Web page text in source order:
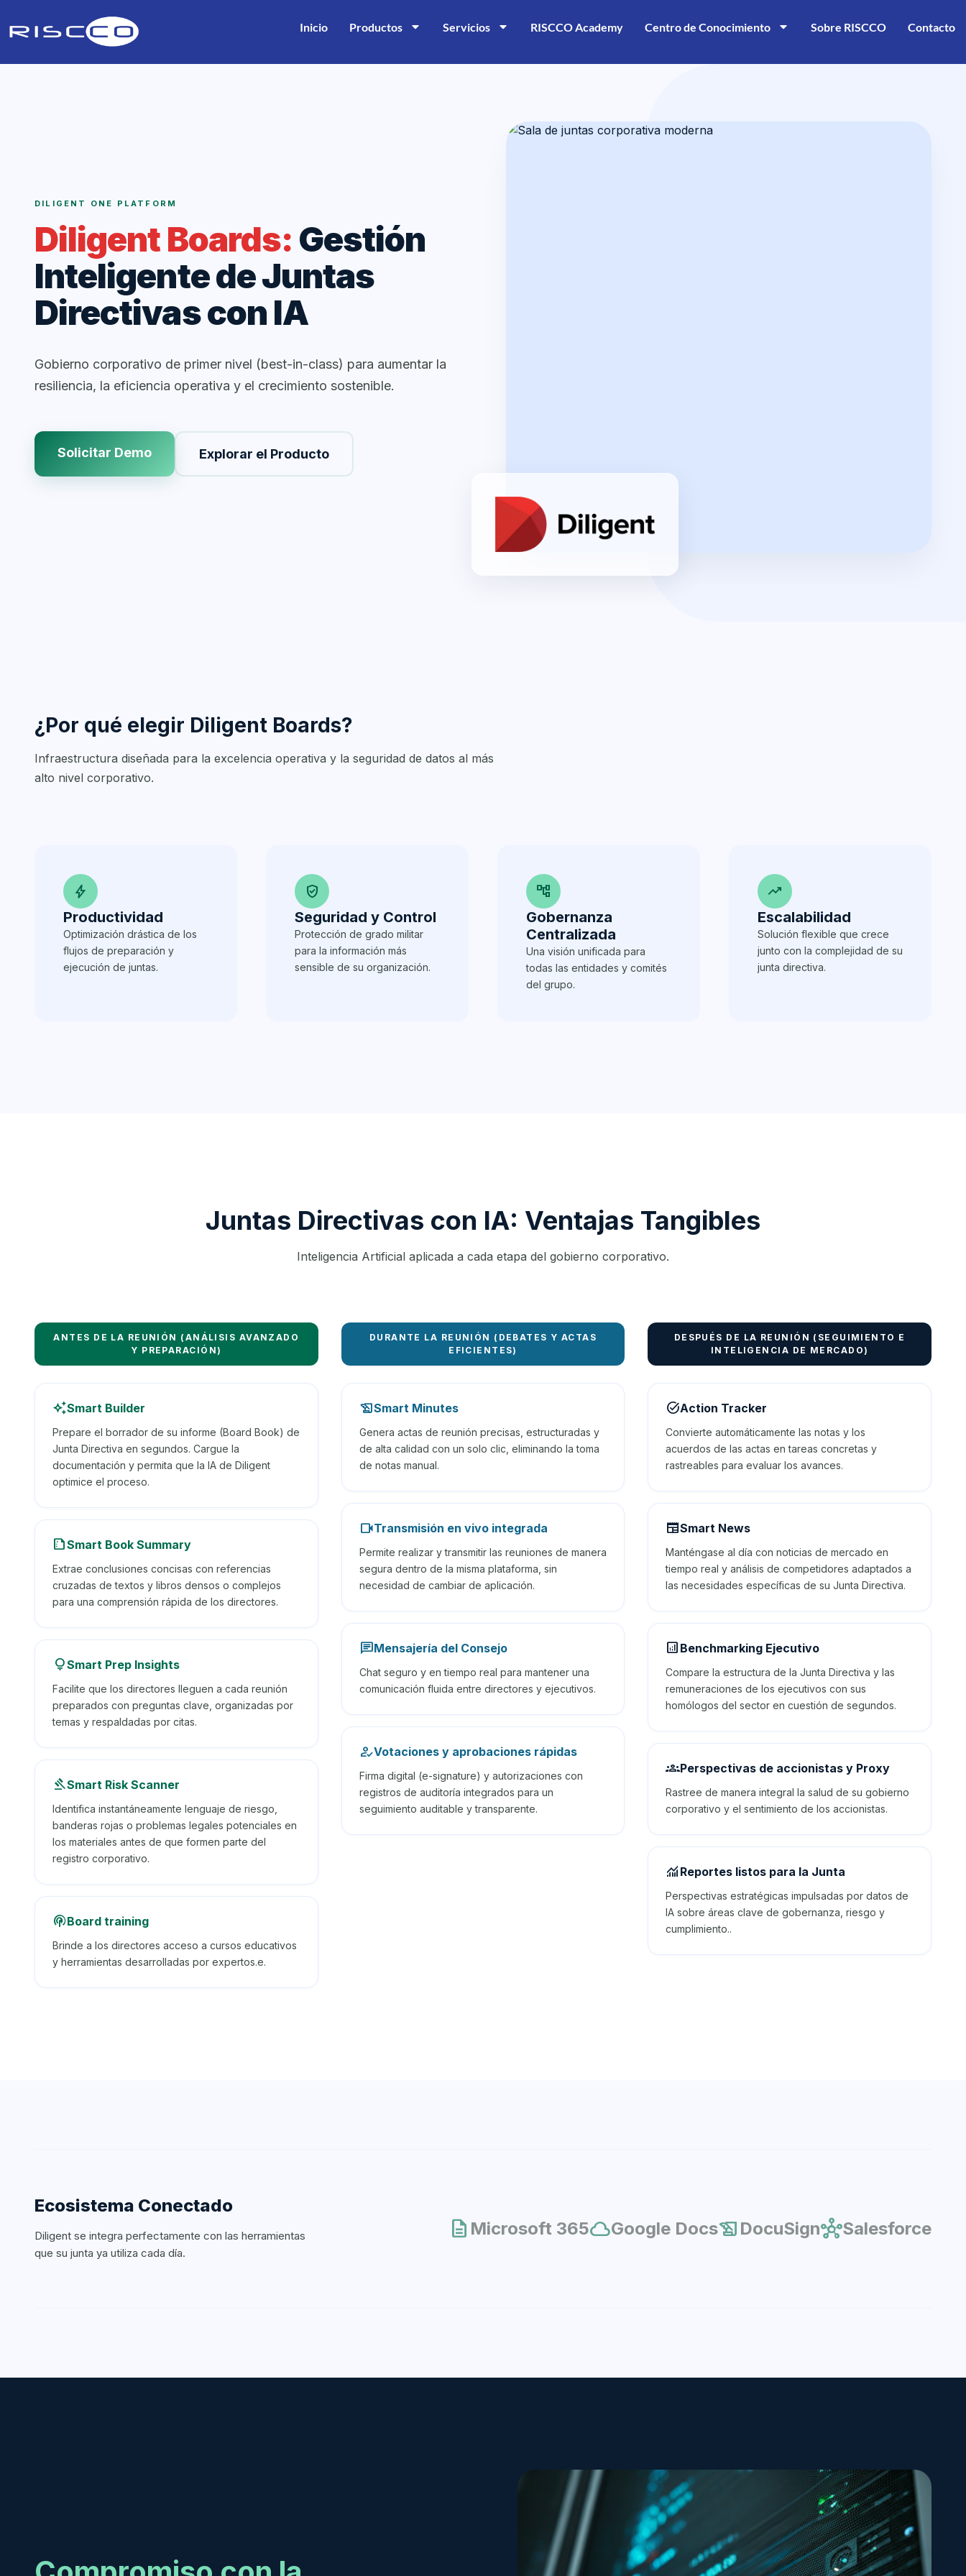
Inicio Productos Servicios RISCCO Academy Centro de Conocimiento Sobre RISCCO Contacto
DILIGENT ONE PLATFORM
Diligent Boards: Gestión
Inteligente de Juntas
Directivas con IA
Gobierno corporativo de primer nivel (best-in-class) para aumentar la
resiliencia, la eficiencia operativa y el crecimiento sostenible.
Solicitar Demo Explorar el Producto
¿Por qué elegir Diligent Boards?
Infraestructura diseñada para la excelencia operativa y la seguridad de datos al más
alto nivel corporativo.
bolt
Productividad
Optimización drástica de los
flujos de preparación y
ejecución de juntas.
verified_user
Seguridad y Control
Protección de grado militar
para la información más
sensible de su organización.
account_tree
Gobernanza
Centralizada
Una visión unificada para
todas las entidades y comités
del grupo.
trending_up
Escalabilidad
Solución flexible que crece
junto con la complejidad de su
junta directiva.
Juntas Directivas con IA: Ventajas Tangibles
Inteligencia Artificial aplicada a cada etapa del gobierno corporativo.
ANTES DE LA REUNIÓN (ANÁLISIS AVANZADO
Y PREPARACIÓN)
auto_awesomeSmart Builder
Prepare el borrador de su informe (Board Book) de
Junta Directiva en segundos. Cargue la
documentación y permita que la IA de Diligent
optimice el proceso.
summarizeSmart Book Summary
Extrae conclusiones concisas con referencias
cruzadas de textos y libros densos o complejos
para una comprensión rápida de los directores.
lightbulbSmart Prep Insights
Facilite que los directores lleguen a cada reunión
preparados con preguntas clave, organizadas por
temas y respaldadas por citas.
gavelSmart Risk Scanner
Identifica instantáneamente lenguaje de riesgo,
banderas rojas o problemas legales potenciales en
los materiales antes de que formen parte del
registro corporativo.
podcastsBoard training
Brinde a los directores acceso a cursos educativos
y herramientas desarrolladas por expertos.e.
DURANTE LA REUNIÓN (DEBATES Y ACTAS
EFICIENTES)
history_eduSmart Minutes
Genera actas de reunión precisas, estructuradas y
de alta calidad con un solo clic, eliminando la toma
de notas manual.
videocamTransmisión en vivo integrada
Permite realizar y transmitir las reuniones de manera
segura dentro de la misma plataforma, sin
necesidad de cambiar de aplicación.
chatMensajería del Consejo
Chat seguro y en tiempo real para mantener una
comunicación fluida entre directores y ejecutivos.
how_to_regVotaciones y aprobaciones rápidas
Firma digital (e-signature) y autorizaciones con
registros de auditoría integrados para un
seguimiento auditable y transparente.
DESPUÉS DE LA REUNIÓN (SEGUIMIENTO E
INTELIGENCIA DE MERCADO)
task_altAction Tracker
Convierte automáticamente las notas y los
acuerdos de las actas en tareas concretas y
rastreables para evaluar los avances.
newspaperSmart News
Manténgase al día con noticias de mercado en
tiempo real y análisis de competidores adaptados a
las necesidades específicas de su Junta Directiva.
analytics Benchmarking Ejecutivo
Compare la estructura de la Junta Directiva y las
remuneraciones de los ejecutivos con sus
homólogos del sector en cuestión de segundos.
groupsPerspectivas de accionistas y Proxy
Rastree de manera integral la salud de su gobierno
corporativo y el sentimiento de los accionistas.
monitoring Reportes listos para la Junta
Perspectivas estratégicas impulsadas por datos de
IA sobre áreas clave de gobernanza, riesgo y
cumplimiento..
Ecosistema Conectado
Diligent se integra perfectamente con las herramientas
que su junta ya utiliza cada día.
description Microsoft 365cloudGoogle Docshistory_edu DocuSignhubSalesforce